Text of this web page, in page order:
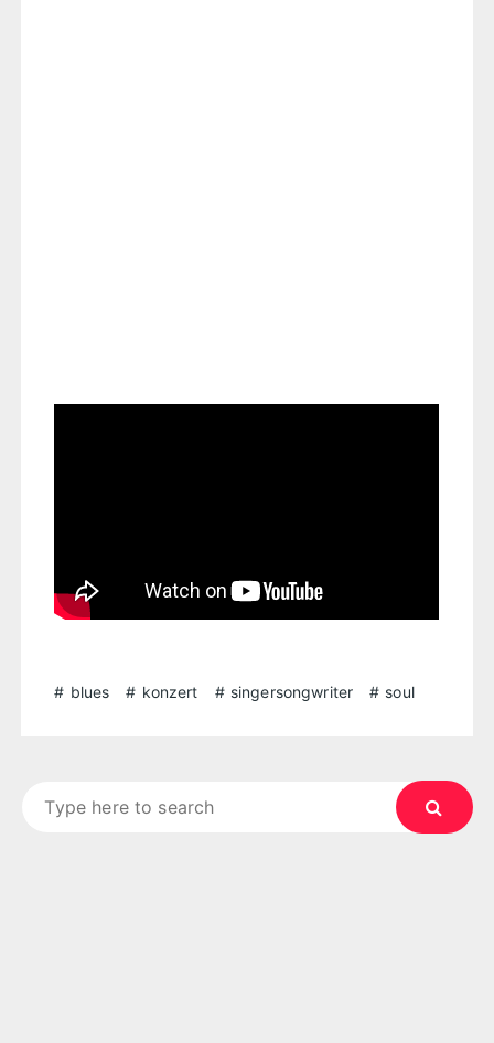
blues konzert singersongwriter soul